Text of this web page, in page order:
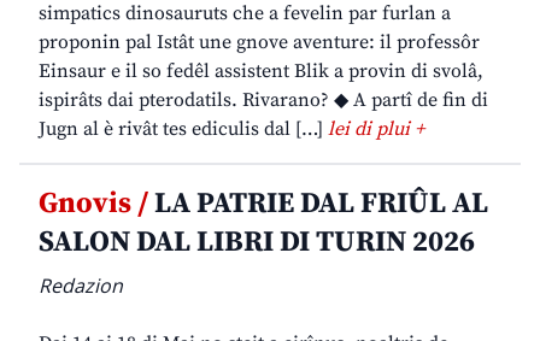
simpatics dinosauruts che a fevelin par furlan a
proponin pal Istât une gnove aventure: il professôr
Einsaur e il so fedêl assistent Blik a provin di svolâ,
ispirâts dai pterodatils. Rivarano? ◆ A partî de fin di
Jugn al è rivât tes ediculis dal […] lei di plui +
Gnovis /LA PATRIE DAL FRIÛL AL
SALON DAL LIBRI DI TURIN 2026
Redazion